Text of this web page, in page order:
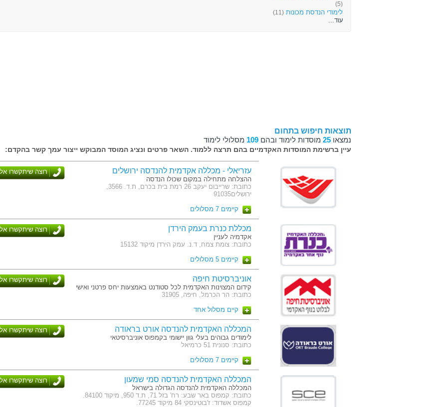
(5)
לימודי הנדסת מכונות (11)
עוד...
תוצאות חיפוש בתחום
נמצאו 25 מוסדות לימוד ובהם 109 מסלולי לימוד
עיין ברשימת המוסדות האקדמיים בהם תרצה ללמוד. השאר פרטים ונציג המוסד המבוקש ייצור עמך קשר בהקדם:
עזריאלי - מכללה אקדמית להנדסה ירושלים
ההצלחה מתחילה במקום שכולו הנדסה
כתובת: שרייבום יעקב 26 רמת בית בכרם, ת.ד. 3566,
ירושלים91035
רוצה שיתקשרו
קיימים 7 מסלולים
מכללת כנרת בעמק הירדן
אקדמיה לעניין
כתובת: צומת צמח, ד.נ. עמק הירדן מיקוד 15132
רוצה שיתקשרו
קיימים 5 מסלולים
אוניברסיטת חיפה
קידום המצוינות האקדמית לכל סטודנט באמצעות יחס פרטני ואישי
כתובת: הר הכרמל, חיפה, 31905
רוצה שיתקשרו
קיים מסלול אחד
המכללה האקדמית להנדסה אורט בראודה
לימודים גבוהים בעלי גוון יישומי בקמפוס אוניברסיטאי
כתובת: סנונית 51 כרמיאל
רוצה שיתקשרו
קיימים 7 מסלולים
המכללה האקדמית להנדסה סמי שמעון
המכללה האקדמית להנדסה הגדולה בישראל
כתובת: קמפוס באר שבע: רח' בזל 71, ת.ד 950, מיקוד 84100.
קמפוס אשדוד: ז'בוטינסקי 84 מיקוד 77245.
רוצה שיתקשרו